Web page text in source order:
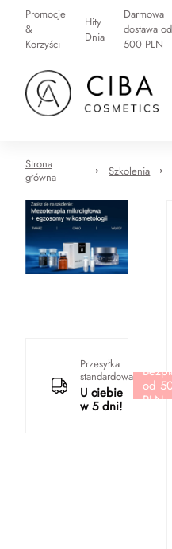
Promocje
&
Korzyści
Hity
Dnia
Darmowa
dostawa od
500 PLN
Strona
główna
Szkolenia
Przesyłka
standardowa
U ciebie
w 5 dni!
od
PLN